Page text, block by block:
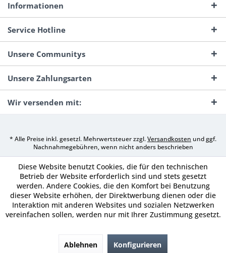
Informationen
Service Hotline
Unsere Communitys
Unsere Zahlungsarten
Wir versenden mit:
* Alle Preise inkl. gesetzl. Mehrwertsteuer zzgl.Versandkosten und ggf.
Nachnahmegebühren, wenn nicht anders beschrieben
Diese Website benutzt Cookies, die für den technischen
Betrieb der Website erforderlich sind und stets gesetzt
werden. Andere Cookies, die den Komfort bei Benutzung
dieser Website erhöhen, der Direktwerbung dienen oder die
Interaktion mit anderen Websites und sozialen Netzwerken
vereinfachen sollen, werden nur mit Ihrer Zustimmung gesetzt.
Ablehnen Konfigurieren